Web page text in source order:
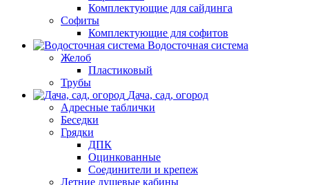
Комплектующие для сайдинга
Софиты
Комплектующие для софитов
Водосточная система
Желоб
Пластиковый
Трубы
Дача, сад, огород
Адресные таблички
Беседки
Грядки
ДПК
Оцинкованные
Соединители и крепеж
Летние душевые кабины